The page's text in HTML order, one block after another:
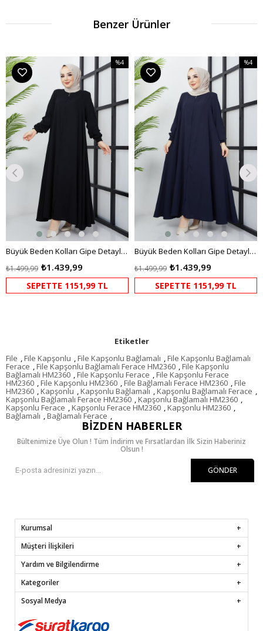
Benzer Ürünler
Büyük Beden Kolları Gipe Detaylı Siyah Ferace
₺1.439,99
₺1.499,99
%4
%4İndirim
SEPETTE 1151,99 TL
Büyük Beden Kolları Gipe Detaylı Lacivert Ferace
₺1.439,99
₺1.499,99
%4
SEPETTE 1151,99 TL
Etiketler
File
File Kapşonlu File Kapşonlu Bağlamalı File Kapşonlu Bağlamalı
Ferace File Kapşonlu Bağlamalı Ferace HM2360 File Kapşonlu
Bağlamalı HM2360 File Kapşonlu Ferace File Kapşonlu Ferace
HM2360 File Kapşonlu HM2360 File Bağlamalı Ferace HM2360 File
HM2360 Kapşonlu Kapşonlu Bağlamalı Kapşonlu Bağlamalı Ferace
Kapşonlu Bağlamalı Ferace HM2360 Kapşonlu Bağlamalı HM2360
Kapşonlu Ferace Kapşonlu Ferace HM2360 Kapşonlu HM2360
Bağlamalı Bağlamalı Ferace
BIZDEN HABERLER
Bültenimize Üye Olun ! Tüm İndirim ve Fırsatlardan İlk Sizin Haberiniz
Olsun !
GÖNDER
Kurumsal
Müşteri İlişkileri
Yardım ve Bilgilendirme
Kategoriler
Sosyal Medya